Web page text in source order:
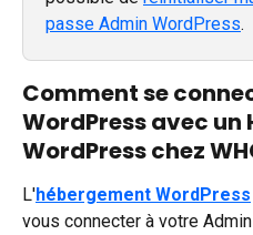
passe Admin WordPress.
Comment se
WordPress avec un
WordPress chez
L'hébergement WordPress
vous connecter à votre